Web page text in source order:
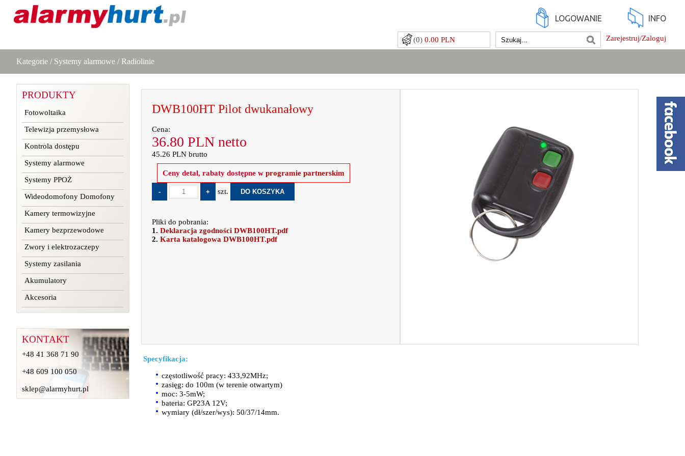
LOGOWANIE INFO
Zarejestruj/Zaloguj
(0) 0.00 PLN
Kategorie / Systemy alarmowe / Radiolinie
PRODUKTY
Fotowoltaika
Telewizja przemysłowa
Kontrola dostępu
Systemy alarmowe
Systemy PPOŻ
Wideodomofony Domofony
Kamery termowizyjne
Kamery bezprzewodowe
Zwory i elektrozaczepy
Systemy zasilania
Akumulatory
Akcesoria
KONTAKT
+48 41 368 71 90
+48 609 100 050
sklep@alarmyhurt.pl
DWB100HT Pilot dwukanałowy
Cena:
36.80 PLN netto
45.26 PLN brutto
Ceny detal, rabaty dostępne w programie partnerskim
szt.
Pliki do pobrania:
1. Deklaracja zgodności DWB100HT.pdf
2. Karta katalogowa DWB100HT.pdf
Specyfikacja:
częstotliwość pracy: 433,92MHz;
zasięg: do 100m (w terenie otwartym)
moc: 3-5mW;
bateria: GP23A 12V;
wymiary (dł/szer/wys): 50/37/14mm.